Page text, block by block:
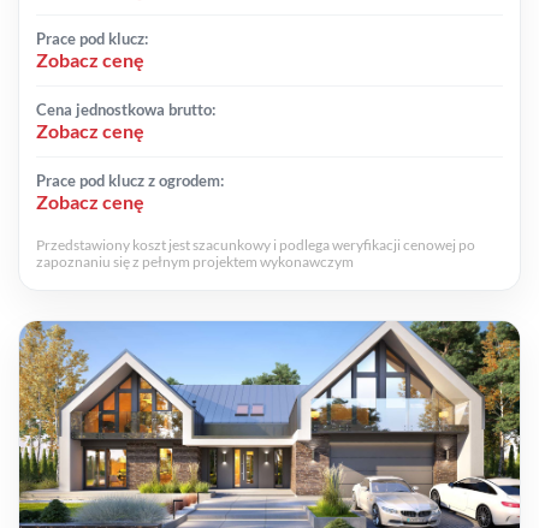
Prace pod klucz:
Zobacz cenę
Cena jednostkowa brutto:
Zobacz cenę
Prace pod klucz z ogrodem:
Zobacz cenę
Przedstawiony koszt jest szacunkowy i podlega weryfikacji cenowej po
zapoznaniu się z pełnym projektem wykonawczym